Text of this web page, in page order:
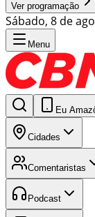
Ver programação
Sábado, 8 de
Menu
Eu
Cidades
Comentaristas
Podcast